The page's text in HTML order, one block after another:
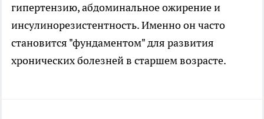
гипертензию, абдоминальное ожирение и
инсулинорезистентность. Именно он часто
становится "фундаментом" для развития
хронических болезней в старшем возрасте.